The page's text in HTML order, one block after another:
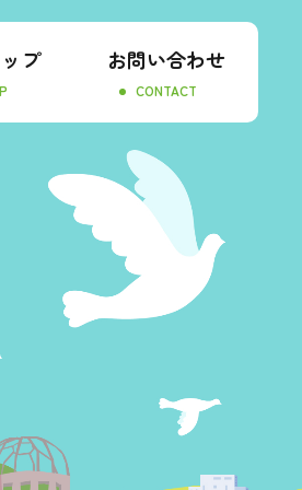
プ お問い合わせ
CONTACT